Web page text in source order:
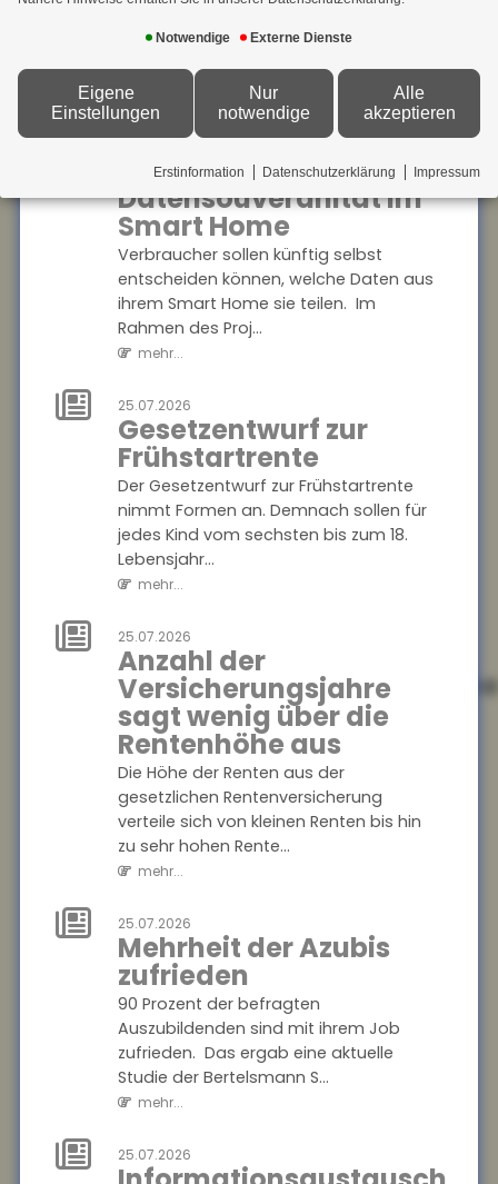
Kompromisse eingehen zu müssen. Eine
aktuelle Studie...
Mehr
Datensouveränität im
Smart Home
Verbraucher sollen künftig selbst
entscheiden können, welche Daten aus
ihrem Smart Home sie teilen. Im
Rahmen des Proj...
mehr...
25.07.2026
Gesetzentwurf zur
Frühstartrente
Der Gesetzentwurf zur Frühstartrente
nimmt Formen an. Demnach sollen für
jedes Kind vom sechsten bis zum 18.
Lebensjahr...
mehr...
25.07.2026
Anzahl der
Versicherungsjahre
sagt wenig über die
Rentenhöhe aus
Die Höhe der Renten aus der
gesetzlichen Rentenversicherung
verteile sich von kleinen Renten bis hin
zu sehr hohen Rente...
mehr...
25.07.2026
Mehrheit der Azubis
zufrieden
90 Prozent der befragten
Auszubildenden sind mit ihrem Job
zufrieden. Das ergab eine aktuelle
Studie der Bertelsmann S...
mehr...
25.07.2026
Notwendige Externe Dienste
Eigene
Einstellungen
Nur
notwendige
Alle
akzeptieren
Erstinformation Datenschutzerklärung Impressum
Fehlvorstellungen
über KI: Risiko für
Bildungsungleichheit
Jugendliche korrigieren
Fehlvorstellungen über
generative KI nur selten selbst
? das könnte bestehende
Bildungsungleichh...
mehr...
28.07.2026
Berufliche
Mobilität: Immer
Beschäftigte
wechseln den
Beruf
Der Anteil der Beschäftigten,
die innerhalb eines Jahres
ihren Beruf wechseln, ist
zwischen 2013 und 2024 um 13
Prozentp...
28.07.2026
Geschlechterspezifische
Mobilität: Wie
Umzüge
Karrierechancen
beeinflussen
Paare, die umziehen, stehen
oft vor der Herausforderung,
berufliche Kompromisse
aktuelle Studie...
mehr...
28.07.2026
Mehr
Datensouveränität
im Smart Home
Verbraucher sollen künftig
welche Daten aus ihrem